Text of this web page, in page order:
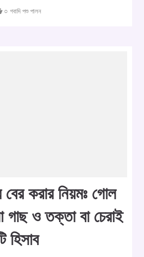
○ গবাদি পশু পালন
বের করার নিয়মঃ গোল
গাছ ও তক্তা বা চেরাই
হিসাব